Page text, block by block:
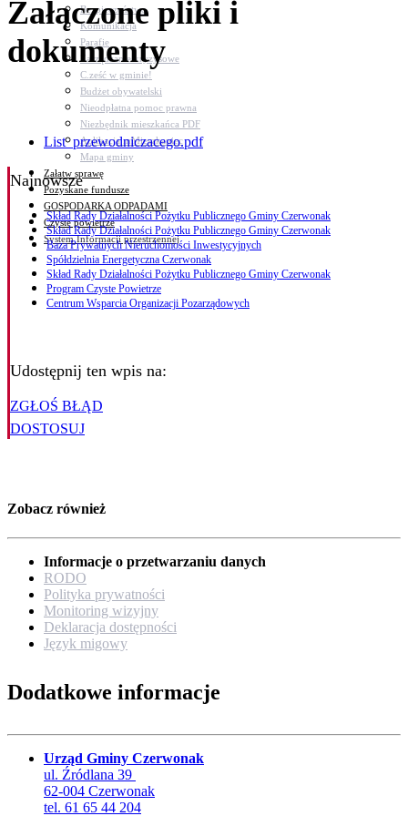
Bezpieczeństwo
Komunikacja
Parafie
Zarządzanie kryzysowe
C.ześć w gminie!
Budżet obywatelski
Nieodpłatna pomoc prawna
Niezbędnik mieszkańca PDF
Aplikacja mMieszkaniec
Mapa gminy
Załatw sprawę
Pozyskane fundusze
GOSPODARKA ODPADAMI
Czyste powietrze
System Informacji przestrzennej
Załączone pliki i
dokumenty
List_przewodniczacego.pdf
Najnowsze
Skład Rady Działalności Pożytku Publicznego Gminy Czerwonak
Skład Rady Działalności Pożytku Publicznego Gminy Czerwonak
Baza Prywatnych Nieruchomości Inwestycyjnych
Spółdzielnia Energetyczna Czerwonak
Skład Rady Działalności Pożytku Publicznego Gminy Czerwonak
Program Czyste Powietrze
Centrum Wsparcia Organizacji Pozarządowych
Udostępnij ten wpis na:
ZGŁOŚ BŁĄD
DOSTOSUJ
Zobacz również
Informacje o przetwarzaniu danych
RODO
Polityka prywatności
Monitoring wizyjny
Deklaracja dostępności
Język migowy
Dodatkowe informacje
Urząd Gminy Czerwonak
ul. Źródlana 39
62-004 Czerwonak
tel. 61 65 44 204